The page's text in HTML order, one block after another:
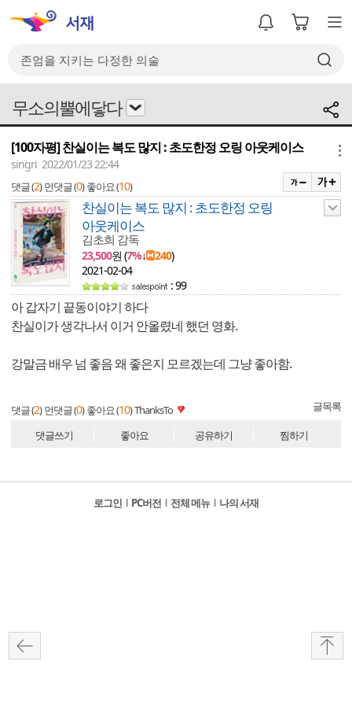
무소의뿔에닿다
[100자평] 찬실이는 복도 많지 : 초도한정 오링 아웃케이스
singri 2022/01/23 22:44
댓글 (2) 먼댓글 (0) 좋아요 (10)
찬실이는 복도 많지 : 초도한정 오링
아웃케이스
김초희 감독
23,500원 (7%↓ 240)
2021-02-04
: 99
아 갑자기 끝동이야기 하다
찬실이가 생각나서 이거 안올렸네 했던 영화.
강말금 배우 넘 좋음 왜 좋은지 모르겠는데 그냥 좋아함.
댓글 (2) 먼댓글 (0) 좋아요 (10)ThanksTo 글목록
댓글쓰기 좋아요 공유하기 찜하기
로그인 l PC버전 l 전체 메뉴 l 나의 서재